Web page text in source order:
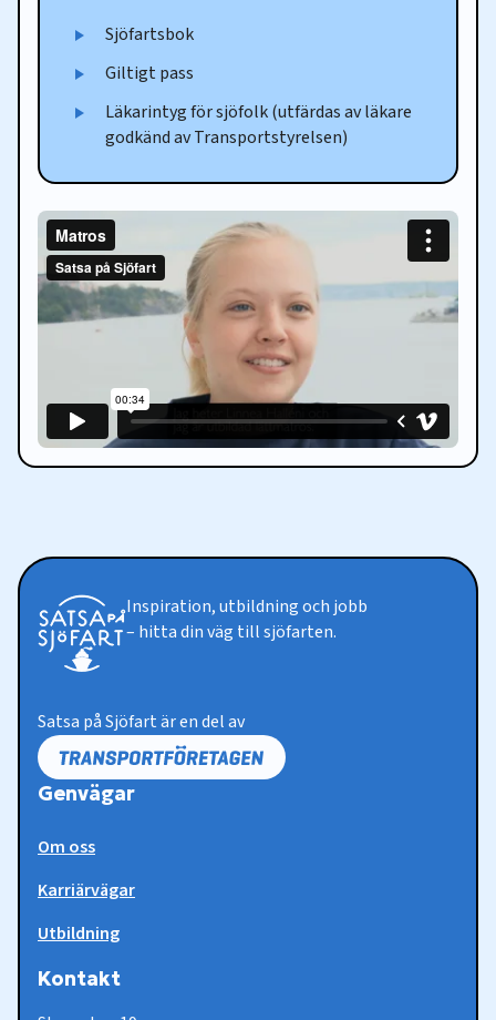
Sjöfartsbok
Giltigt pass
Läkarintyg för sjöfolk (utfärdas av läkare
godkänd av Transportstyrelsen)
Inspiration, utbildning och jobb
– hitta din väg till sjöfarten.
Satsa på Sjöfart är en del av
Genvägar
Om oss
Karriärvägar
Utbildning
Kontakt